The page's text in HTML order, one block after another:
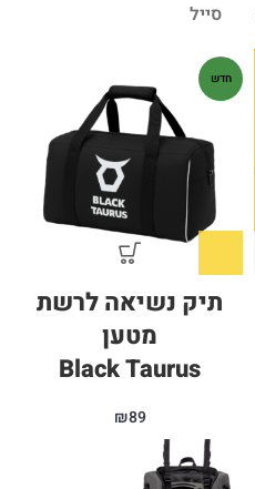
סייל
חדש
תיק נשיאה לרשת
מטען
Black Taurus
₪89